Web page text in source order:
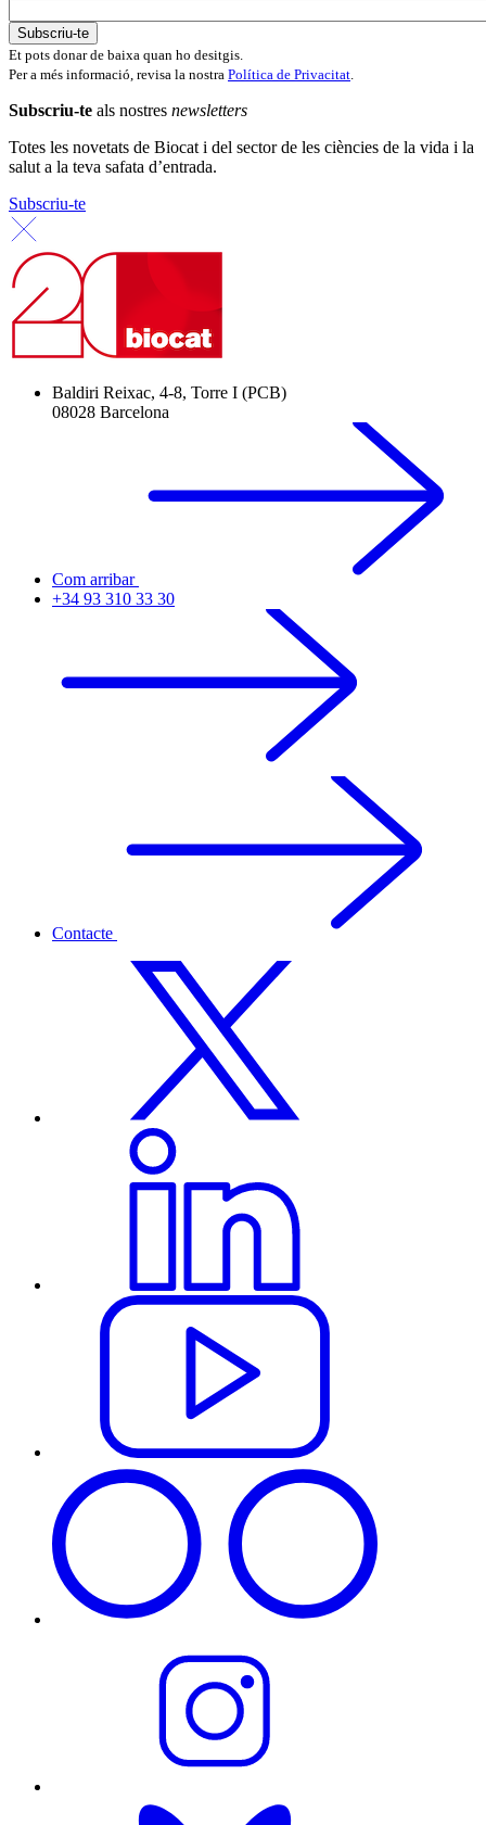
Et pots donar de baixa quan ho desitgis.
Per a més informació, revisa la nostra Política de Privacitat
Subscriu-te als nostres newsletters
Totes les novetats de Biocat i del sector de les ciències de la vida i la
salut a la teva safata d’entrada.
Subscriu-te
Baldiri Reixac, 4-8, Torre I (PCB)
08028 Barcelona
Com arribar
+34 93 310 33 30
Contacte